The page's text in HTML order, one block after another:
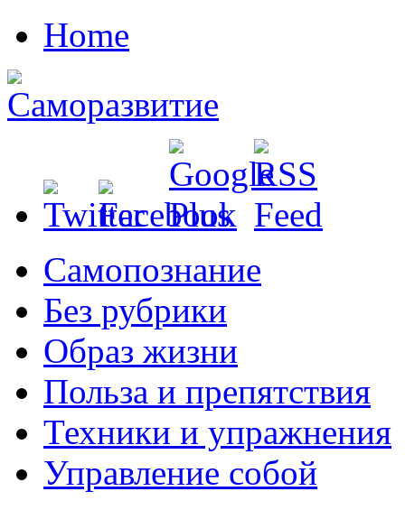
Home
Cамопознание
Без рубрики
Образ жизни
Польза и препятствия
Техники и упражнения
Управление собой